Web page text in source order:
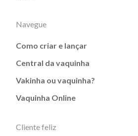
Navegue
Como criar e lançar
Central da vaquinha
Vakinha ou vaquinha?
Vaquinha Online
Cliente feliz